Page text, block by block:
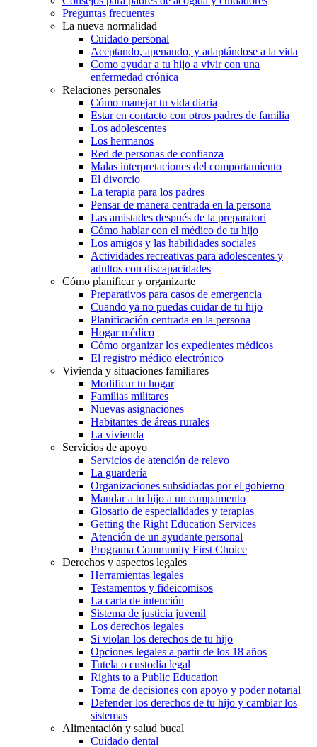
Preguntas frecuentes
La nueva normalidad
Cuidado personal
Aceptando, apenando, y adaptándose a la vida
Como ayudar a tu hijo a vivir con una
enfermedad crónica
Relaciones personales
Cómo manejar tu vida diaria
Estar en contacto con otros padres de familia
Los adolescentes
Los hermanos
Red de personas de confianza
Malas interpretaciones del comportamiento
El divorcio
La terapia para los padres
Pensar de manera centrada en la persona
Las amistades después de la preparatori
Cómo hablar con el médico de tu hijo
Los amigos y las habilidades sociales
Actividades recreativas para adolescentes y
adultos con discapacidades
Cómo planificar y organizarte
Preparativos para casos de emergencia
Cuando ya no puedas cuidar de tu hijo
Planificación centrada en la persona
Hogar médico
Cómo organizar los expedientes médicos
El registro médico electrónico
Vivienda y situaciones familiares
Modificar tu hogar
Familias militares
Nuevas asignaciones
Habitantes de áreas rurales
La vivienda
Servicios de apoyo
Servicios de atención de relevo
La guardería
Organizaciones subsidiadas por el gobierno
Mandar a tu hijo a un campamento
Glosario de especialidades y terapias
Getting the Right Education Services
Atención de un ayudante personal
Programa Community First Choice
Derechos y aspectos legales
Herramientas legales
Testamentos y fideicomisos
La carta de intención
Sistema de justicia juvenil
Los derechos legales
Si violan los derechos de tu hijo
Opciones legales a partir de los 18 años
Tutela o custodia legal
Rights to a Public Education
Toma de decisiones con apoyo y poder notarial
Defender los derechos de tu hijo y cambiar los
sistemas
Alimentación y salud bucal
Cuidado dental